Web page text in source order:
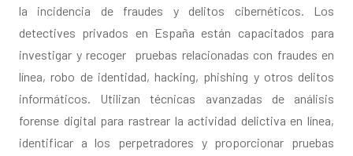
la incidencia de fraudes y delitos cibernéticos. Los
detectives privados en España están capacitados para
investigar y recoger pruebas relacionadas con fraudes en
línea, robo de identidad, hacking, phishing y otros delitos
informáticos. Utilizan técnicas avanzadas de análisis
forense digital para rastrear la actividad delictiva en línea,
identificar a los perpetradores y proporcionar pruebas